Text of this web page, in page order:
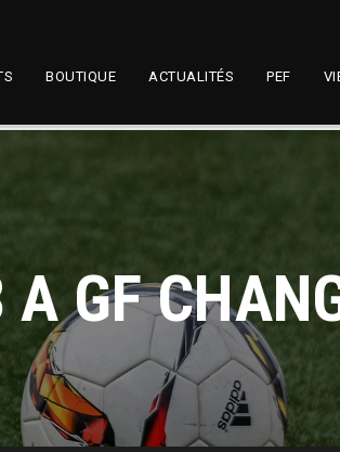
BOUTIQUE ACTUALITÉS PEF
GF